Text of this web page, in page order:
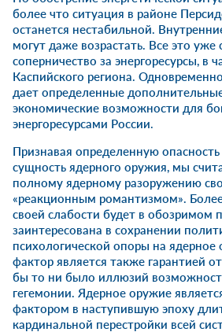
более что ситуация в районе
останется нестабильной.
могут даже возрастать. Все это уже
соперничество за энергоресурсы, в
Каспийского региона.
дает определенные
экономические возможности для
энергоресурсами России.
Признавая определенную
сущность ядерного оружия, мы
полному ядерному разоружению
«реакционным романтизмом».
своей слабости будет в обозримом
заинтересована в сохранении
психологической опоры на
фактор является также гарантией
бы то ни было иллюзий
гегемонии. Ядерное оружие
фактором в наступившую эпоху
кардинальной перестройки всей